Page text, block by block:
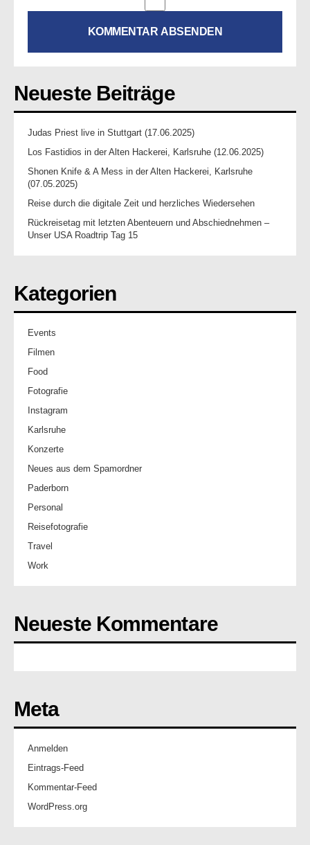
Neueste Beiträge
Judas Priest live in Stuttgart (17.06.2025)
Los Fastidios in der Alten Hackerei, Karlsruhe (12.06.2025)
Shonen Knife & A Mess in der Alten Hackerei, Karlsruhe
(07.05.2025)
Reise durch die digitale Zeit und herzliches Wiedersehen
Rückreisetag mit letzten Abenteuern und Abschiednehmen –
Unser USA Roadtrip Tag 15
Kategorien
Events
Filmen
Food
Fotografie
Instagram
Karlsruhe
Konzerte
Neues aus dem Spamordner
Paderborn
Personal
Reisefotografie
Travel
Work
Neueste Kommentare
Meta
Anmelden
Eintrags-Feed
Kommentar-Feed
WordPress.org